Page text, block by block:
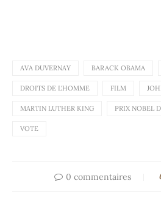
AVA DUVERNAY BARACK OBAMA
DROITS DE L'HOMME FILM
MARTIN LUTHER KING PRIX NOBEL
VOTE
0 commentaires